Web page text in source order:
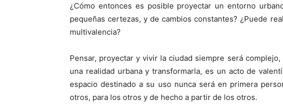
¿Cómo entonces es posible proyectar un entorno
pequeñas certezas, y de cambios constantes? ¿Puede
multivalencia?
Pensar, proyectar y vivir la ciudad siempre será
una realidad urbana y transformarla, es un acto de
espacio destinado a su uso nunca será en primera
otros, para los otros y de hecho a partir de los otros.